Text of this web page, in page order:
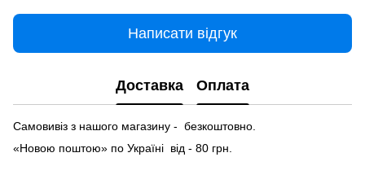
Написати відгук
Доставка Оплата
Самовивіз з нашого магазину - безкоштовно.
«Новою поштою» по Україні від - 80 грн.